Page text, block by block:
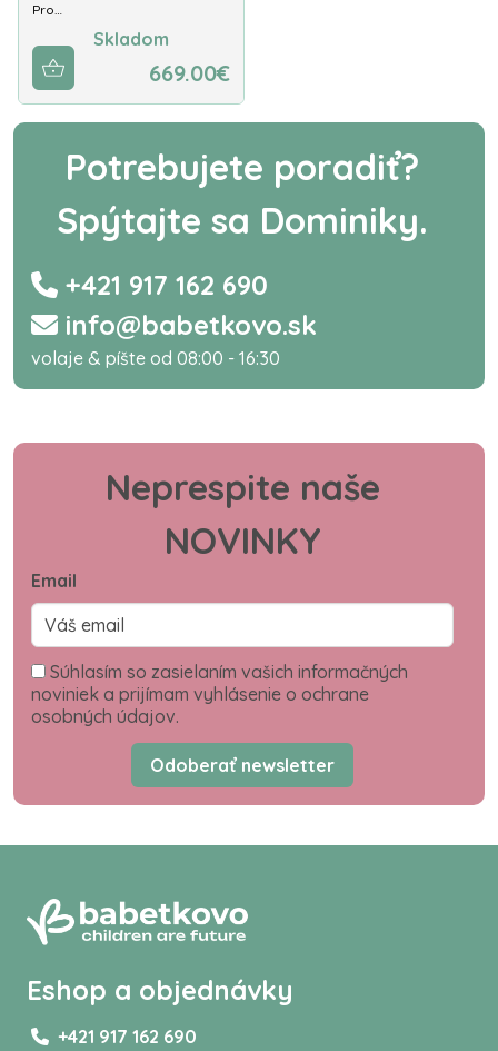
Pro…
Skladom
669.00€
Potrebujete poradiť?
Spýtajte sa Dominiky.
+421 917 162 690
info@babetkovo.sk
volaje & píšte od 08:00 - 16:30
Neprespite naše
NOVINKY
Email
Súhlasím so zasielaním vašich informačných
noviniek a prijímam vyhlásenie o ochrane
osobných údajov.
Odoberať newsletter
Eshop a objednávky
+421 917 162 690